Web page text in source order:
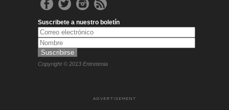
Suscribete a nuestro boletín
Copyright © 2013 Entretenia
ADVERTISEMENT